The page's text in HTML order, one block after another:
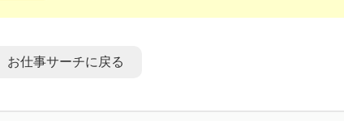
お仕事サーチに戻る